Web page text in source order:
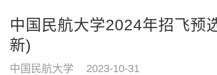
中国民航大学2024年招飞预
新)
中国民航大学 2023-10-31